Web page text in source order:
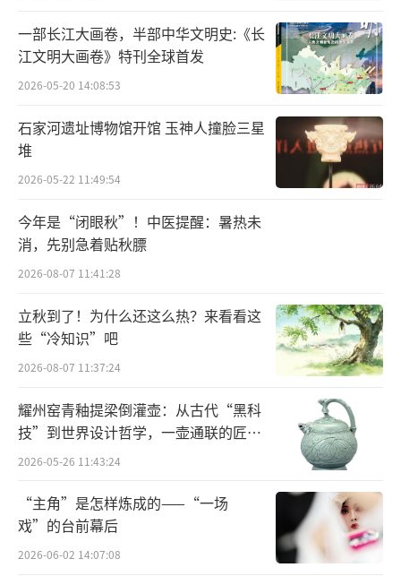
一部长江大画卷，半部中华文明史:《长
江文明大画卷》特刊全球首发
2026-05-20 14:08:53
石家河遗址博物馆开馆 玉神人撞脸三星
堆
2026-05-22 11:49:54
今年是“闭眼秋”！中医提醒：暑热未
消，先别急着贴秋膘
2026-08-07 11:41:28
立秋到了！为什么还这么热？来看看这
些“冷知识”吧
2026-08-07 11:37:24
耀州窑青釉提梁倒灌壶：从古代“黑科
技”到世界设计哲学，一壶通联的匠心
宇宙
2026-05-26 11:43:24
“主角”是怎样炼成的——“一场
戏”的台前幕后
2026-06-02 14:07:08